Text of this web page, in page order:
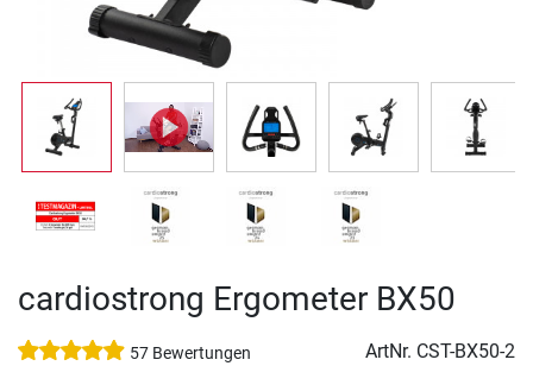
cardiostrong Ergometer BX50
57 Bewertungen ArtNr. CST-BX50-2